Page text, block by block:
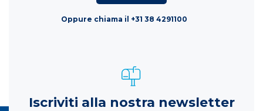
Oppure chiama il +31 38 4291100
Iscriviti alla nostra newsletter